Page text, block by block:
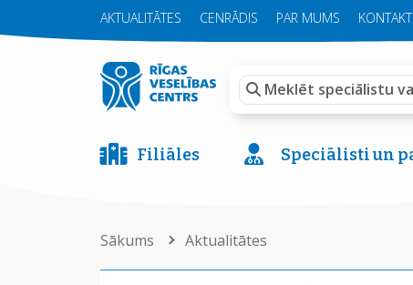
AKTUALITĀTES CENRĀDIS PAR MUMS KONTAKTI
Filiāles Speciālisti un
Sākums Aktualitātes